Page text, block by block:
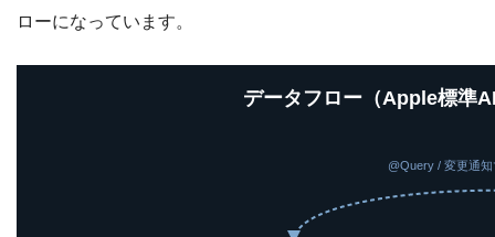
ローになっています。
データフロー（Apple標準
@Query / 変更通